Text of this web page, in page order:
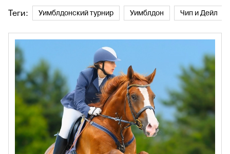
Теги: Уимблдонский турнир Уимблдон Чип и Дейл